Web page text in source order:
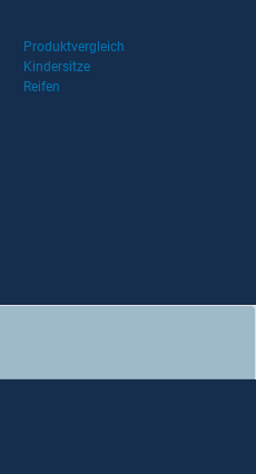
Produktvergleich
Kindersitze
Reifen